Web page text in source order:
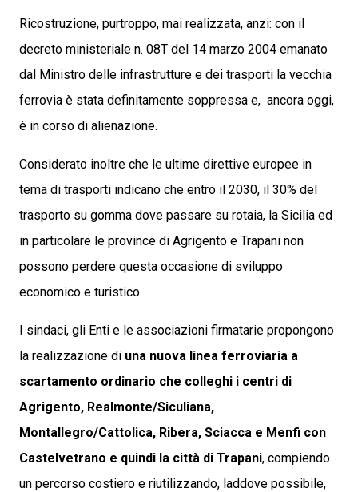
Ricostruzione, purtroppo, mai realizzata, anzi: con il
decreto ministeriale n. 08T del 14 marzo 2004 emanato
dal Ministro delle infrastrutture e dei trasporti la vecchia
ferrovia è stata definitamente soppressa e, ancora oggi,
è in corso di alienazione.
Considerato inoltre che le ultime direttive europee in
tema di trasporti indicano che entro il 2030, il 30% del
trasporto su gomma dove passare su rotaia, la Sicilia ed
in particolare le province di Agrigento e Trapani non
possono perdere questa occasione di sviluppo
economico e turistico.
I sindaci, gli Enti e le associazioni firmatarie propongono
la realizzazione di una nuova linea ferroviaria a
scartamento ordinario che colleghi i centri di
Agrigento, Realmonte/Siculiana,
Montallegro/Cattolica, Ribera, Sciacca e Menfi con
Castelvetrano e quindi la città di Trapani, compiendo
un percorso costiero e riutilizzando, laddove possibile,